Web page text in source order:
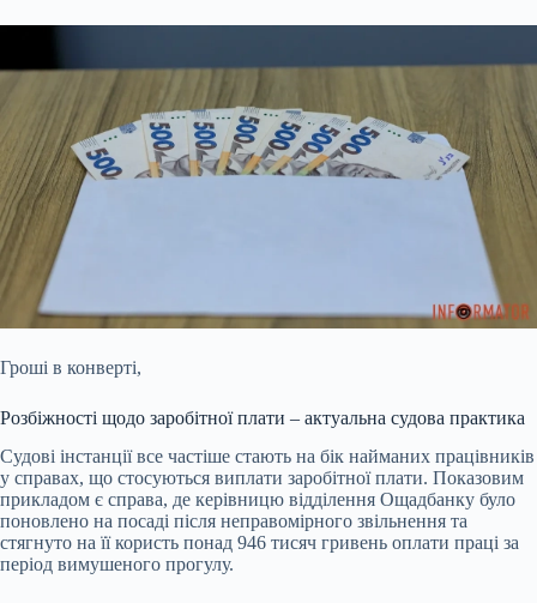
Гроші в конверті,
Розбіжності щодо заробітної плати – актуальна судова практика
Судові інстанції все частіше стають на бік найманих працівників
у справах, що стосуються виплати заробітної плати. Показовим
прикладом є справа, де керівницю відділення Ощадбанку було
поновлено на посаді після неправомірного звільнення та
стягнуто на її користь понад 946 тисяч гривень оплати праці за
період вимушеного прогулу.